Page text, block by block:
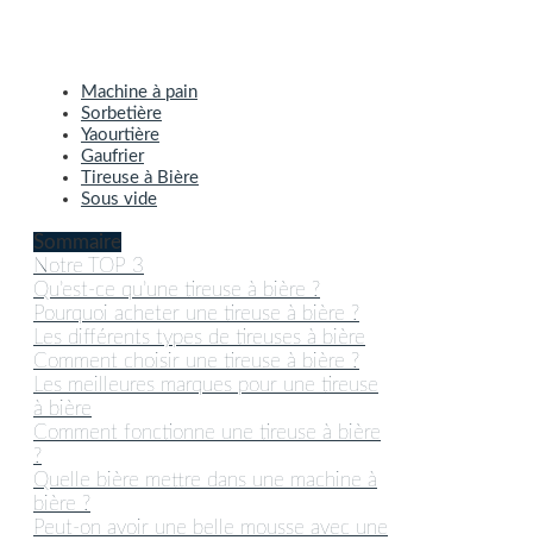
Machine à pain
Sorbetière
Yaourtière
Gaufrier
Tireuse à Bière
Sous vide
Sommaire
Notre TOP 3
Qu’est-ce qu’une tireuse à bière ?
Pourquoi acheter une tireuse à bière ?
Les différents types de tireuses à bière
Comment choisir une tireuse à bière ?
Les meilleures marques pour une tireuse
à bière
Comment fonctionne une tireuse à bière
?
Quelle bière mettre dans une machine à
bière ?
Peut-on avoir une belle mousse avec une